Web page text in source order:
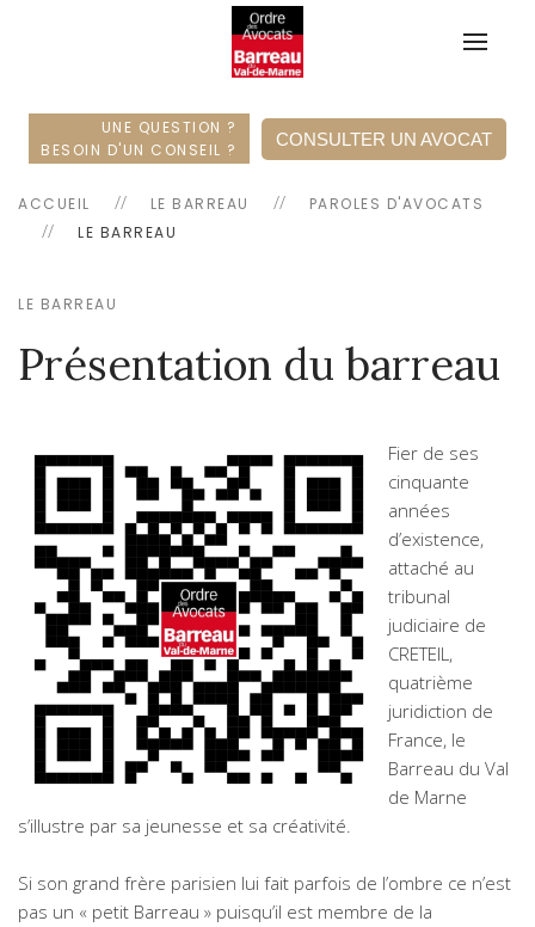
UNE QUESTION ?
BESOIN D'UN CONSEIL ?
CONSULTER UN AVOCAT
ACCUEIL LE BARREAU
PAROLES D'AVOCATS
LE BARREAU
LE BARREAU
Présentation du barreau
Fier de ses
cinquante
années
d’existence,
attaché au
tribunal
judiciaire de
CRETEIL,
quatrième
juridiction de
France, le
Barreau du Val
de Marne
s’illustre par sa jeunesse et sa créativité.
Si son grand frère parisien lui fait parfois de l’ombre ce n’est
pas un « petit Barreau » puisqu’il est membre de la